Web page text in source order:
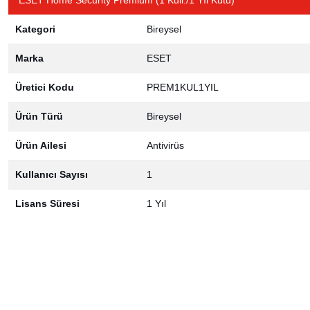
Kategori Bireysel
Marka ESET
Üretici Kodu PREM1KUL1YIL
Ürün Türü Bireysel
Ürün Ailesi Antivirüs
Kullanıcı Sayısı 1
Lisans Süresi 1 Yıl